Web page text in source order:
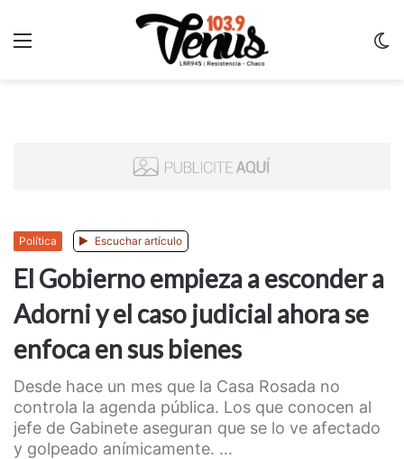
Política Escuchar artículo
El Gobierno empieza a esconder a
Adorni y el caso judicial ahora se
enfoca en sus bienes
Desde hace un mes que la Casa Rosada no
controla la agenda pública. Los que conocen al
jefe de Gabinete aseguran que se lo ve afectado
y golpeado anímicamente. ...